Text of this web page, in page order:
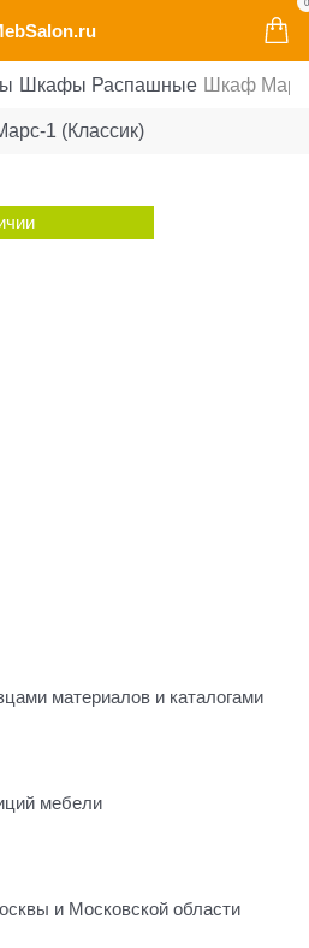
0
Шкафы Распашные Шкаф
1 (Классик)
материалов и каталогами
мебели
и Московской области